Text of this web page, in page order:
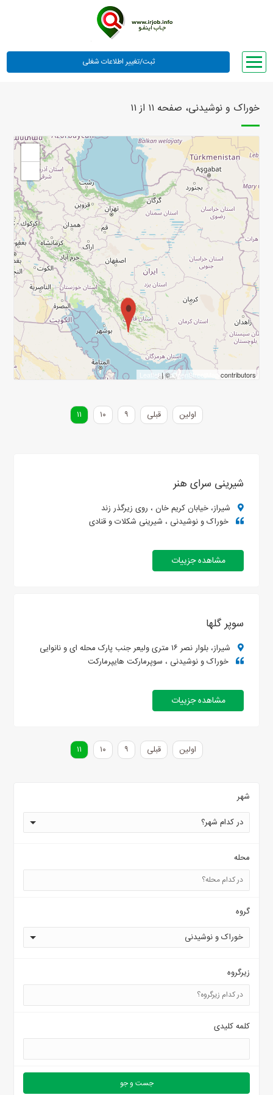
لیست مشاغل
وبلاگ
معرفی ما
تعرفه ها
راهنما
ورود یا عضویت
خوراک و نوشیدنی، صفحه ۱۱ از ۱۱
Leaflet| ©OpenStreetMap contributors
اولین قبلی ۹ ۱۰ ۱۱
شیرینی سرای هنر
شیراز، خیابان کریم خان ، روی زیرگذر زند
خوراک و نوشیدنی ، شیرینی شکلات و قنادی
مشاهده جزییات
سوپر گلها
شیراز، بلوار نصر ۱۶ متری ولیعر جنب پارک محله ای و نانوایی
خوراک و نوشیدنی ، سوپرمارکت هایپرمارکت
مشاهده جزییات
اولین قبلی ۹ ۱۰ ۱۱
شهر
در کدام شهر؟
محله
گروه
خوراک و نوشیدنی
زیرگروه
کلمه کلیدی